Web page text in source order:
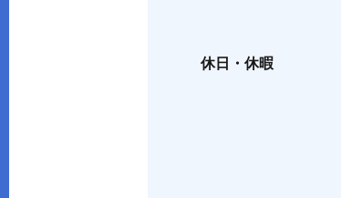
休日・休暇